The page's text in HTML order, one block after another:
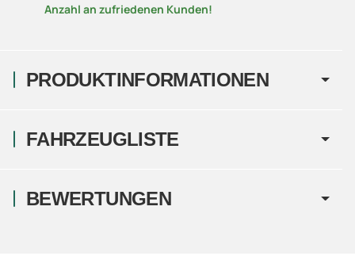
PRODUKTINFORMATIONEN
Anzahl an zufriedenen Kunden!
FAHRZEUGLISTE
BEWERTUNGEN